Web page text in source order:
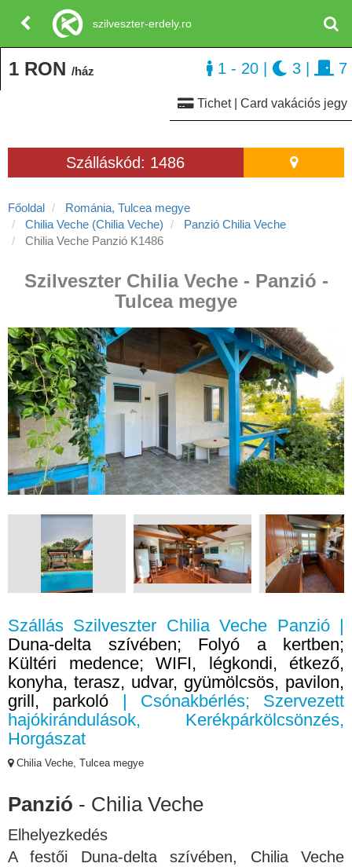
Szálláskód: 1486
Főoldal
Románia, Tulcea megye
Chilia Veche (Chilia Veche)
Panzió Chilia Veche
Chilia Veche Panzió K1486
Szilveszter Chilia Veche - Panzió -
Tulcea megye
Szállás Szilveszter Chilia Veche Panzió |
Duna-delta szívében; Folyó a kertben;
Kültéri medence; WIFI, légkondi, étkező,
konyha, terasz, udvar, gyümölcsös, pavilon,
grill, parkoló | Csónakbérlés; Szervezett
hajókirándulások, Kerékpárkölcsönzés,
Horgászat
Chilia Veche, Tulcea megye
Panzió - Chilia Veche
Elhelyezkedés
A festői Duna-delta szívében, Chilia Veche
1 RON /ház
Tichet | Card vakációs jegy
1 - 20 3 7
szilveszter-erdely.ro